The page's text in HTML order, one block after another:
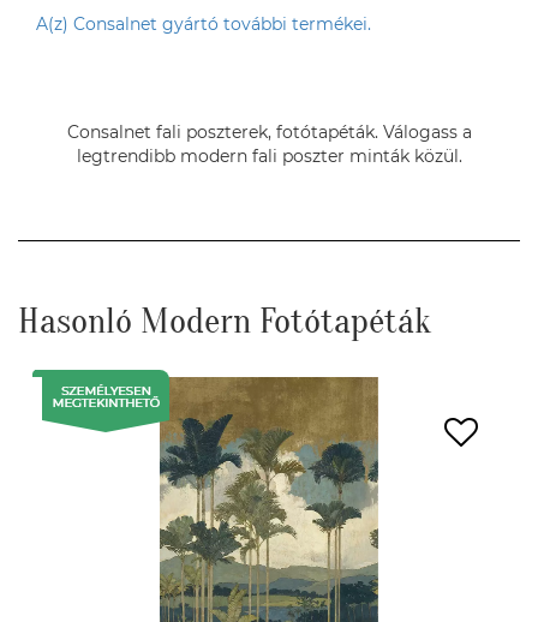
A(z) Consalnet gyártó további termékei.
Consalnet fali poszterek, fotótapéták. Válogass a
legtrendibb modern fali poszter minták közül.
Hasonló Modern Fotótapéták